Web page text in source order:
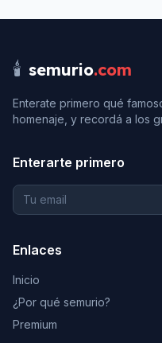
🕯️ semurio.com
Enterate primero qué
homenaje, y recordá a los
Enterarte primero
Enlaces
Inicio
¿Por qué semurio?
Premium